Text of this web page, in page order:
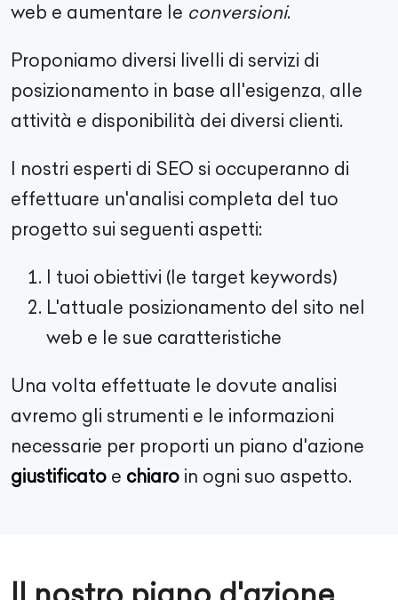
web e aumentare le conversioni.
Proponiamo diversi livelli di servizi di
posizionamento in base all'esigenza, alle
attività e disponibilità dei diversi clienti.
I nostri esperti di SEO si occuperanno di
effettuare un'analisi completa del tuo
progetto sui seguenti aspetti:
I tuoi obiettivi (le target keywords)
L'attuale posizionamento del sito nel
web e le sue caratteristiche
Una volta effettuate le dovute analisi
avremo gli strumenti e le informazioni
necessarie per proporti un piano d'azione
giustificato e chiaro in ogni suo aspetto.